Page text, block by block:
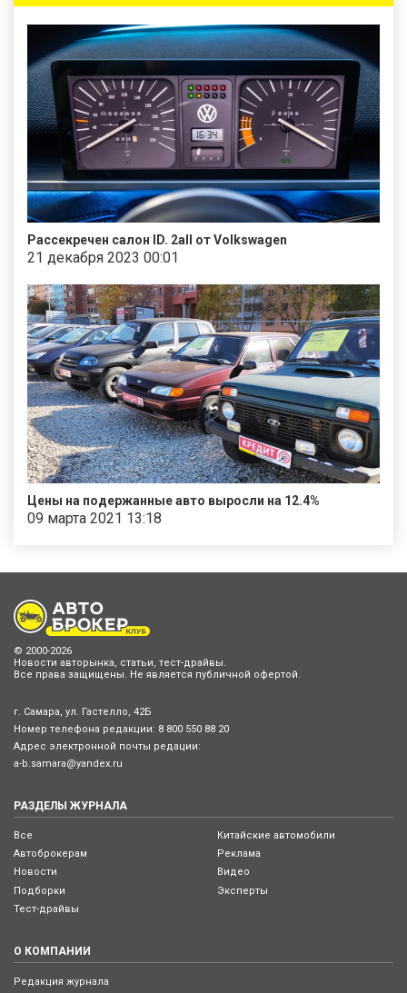
Рассекречен салон ID. 2all от Volkswagen
21 декабря 2023 00:01
Цены на подержанные авто выросли на 12.4%
09 марта 2021 13:18
© 2000-2026
Новости авторынка, статьи, тест-драйвы.
Все права защищены. Не является публичной офертой.
г. Самара, ул. Гастелло, 42Б
Номер телефона редакции: 8 800 550 88 20
Адрес электронной почты редации:
a-b.samara@yandex.ru
РАЗДЕЛЫ ЖУРНАЛА
Все
Автоброкерам
Новости
Подборки
Тест-драйвы
Китайские автомобили
Реклама
Видео
Эксперты
О КОМПАНИИ
Редакция журнала